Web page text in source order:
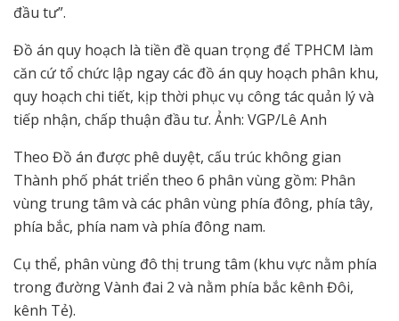
đầu tư”.
Đồ án quy hoạch là tiền đề quan trọng để TPHCM làm
căn cứ tổ chức lập ngay các đồ án quy hoạch phân khu,
quy hoạch chi tiết, kịp thời phục vụ công tác quản lý và
tiếp nhận, chấp thuận đầu tư. Ảnh: VGP/Lê Anh
Theo Đồ án được phê duyệt, cấu trúc không gian
Thành phố phát triển theo 6 phân vùng gồm: Phân
vùng trung tâm và các phân vùng phía đông, phía tây,
phía bắc, phía nam và phía đông nam.
Cụ thể, phân vùng đô thị trung tâm (khu vực nằm phía
trong đường Vành đai 2 và nằm phía bắc kênh Đôi,
kênh Tẻ).